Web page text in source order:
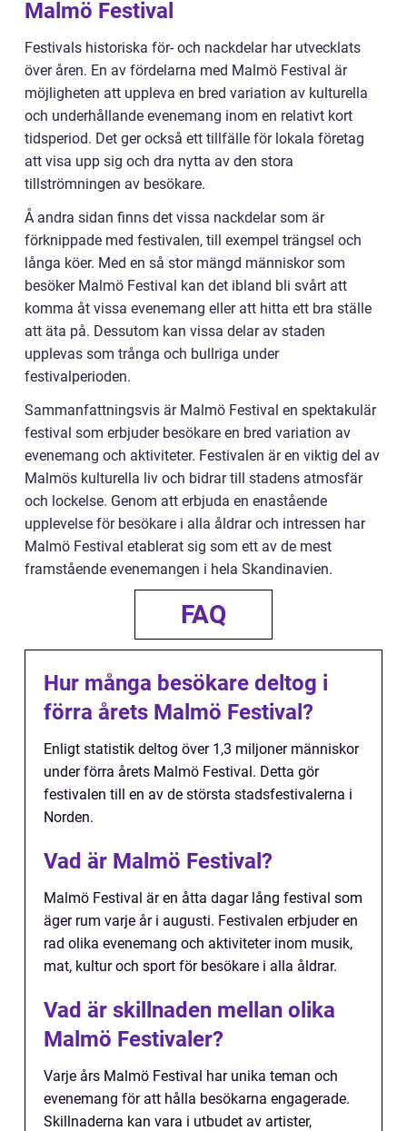
Malmö Festival
Festivals historiska för- och nackdelar har utvecklats
över åren. En av fördelarna med Malmö Festival är
möjligheten att uppleva en bred variation av kulturella
och underhållande evenemang inom en relativt kort
tidsperiod. Det ger också ett tillfälle för lokala företag
att visa upp sig och dra nytta av den stora
tillströmningen av besökare.
Å andra sidan finns det vissa nackdelar som är
förknippade med festivalen, till exempel trängsel och
långa köer. Med en så stor mängd människor som
besöker Malmö Festival kan det ibland bli svårt att
komma åt vissa evenemang eller att hitta ett bra ställe
att äta på. Dessutom kan vissa delar av staden
upplevas som trånga och bullriga under
festivalperioden.
Sammanfattningsvis är Malmö Festival en spektakulär
festival som erbjuder besökare en bred variation av
evenemang och aktiviteter. Festivalen är en viktig del av
Malmös kulturella liv och bidrar till stadens atmosfär
och lockelse. Genom att erbjuda en enastående
upplevelse för besökare i alla åldrar och intressen har
Malmö Festival etablerat sig som ett av de mest
framstående evenemangen i hela Skandinavien.
FAQ
Hur många besökare deltog i
förra årets Malmö Festival?
Enligt statistik deltog över 1,3 miljoner människor
under förra årets Malmö Festival. Detta gör
festivalen till en av de största stadsfestivalerna i
Norden.
Vad är Malmö Festival?
Malmö Festival är en åtta dagar lång festival som
äger rum varje år i augusti. Festivalen erbjuder en
rad olika evenemang och aktiviteter inom musik,
mat, kultur och sport för besökare i alla åldrar.
Vad är skillnaden mellan olika
Malmö Festivaler?
Varje års Malmö Festival har unika teman och
evenemang för att hålla besökarna engagerade.
Skillnaderna kan vara i utbudet av artister,